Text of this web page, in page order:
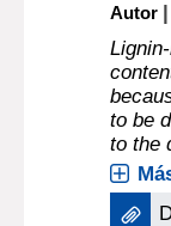
Autor |
to be
to the